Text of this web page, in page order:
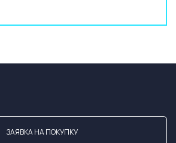
ЗАЯВКА НА ПОКУПКУ